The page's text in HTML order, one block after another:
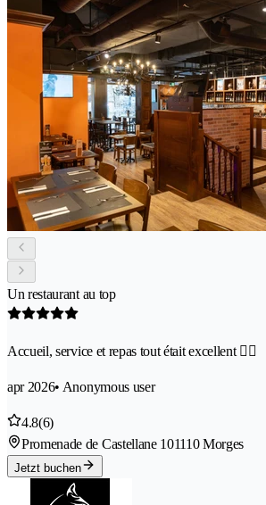
Un restaurant au top
Accueil, service et repas tout était excellent 👌🏻
apr 2026• Anonymous user
4.8(6)
Promenade de Castellane 101110 Morges
Jetzt buchen